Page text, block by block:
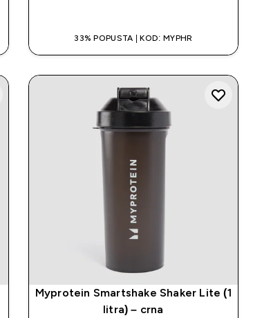
33% POPUSTA | KOD: MYPHR
Myprotein Smartshake Shaker Lite (1
litra) – crna